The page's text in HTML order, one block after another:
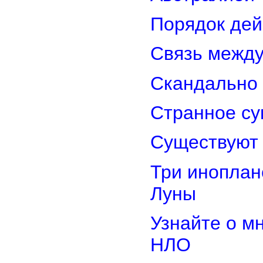
Порядок
Связь
Странное
Три
Луны
Узнайте о
НЛО